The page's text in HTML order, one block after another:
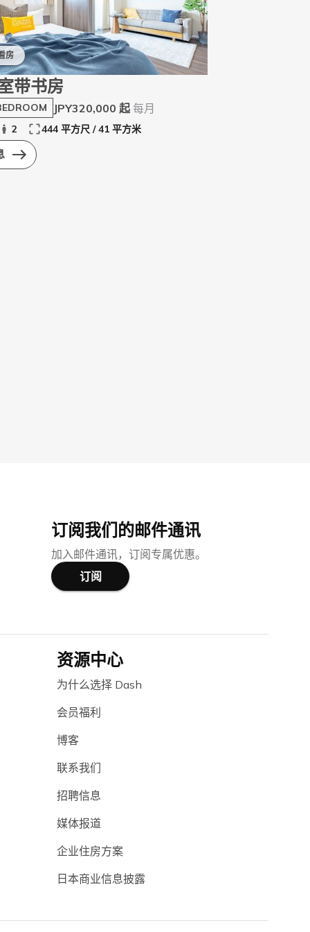
房
带书房
JPY320,000 起 每月
2 444 平方尺 / 41 平方米
订阅我们的邮件通讯
加入邮件通讯，订阅专属优惠。
订阅
资源中心
为什么选择 Dash
会员福利
博客
联系我们
招聘信息
媒体报道
企业住房方案
日本商业信息披露